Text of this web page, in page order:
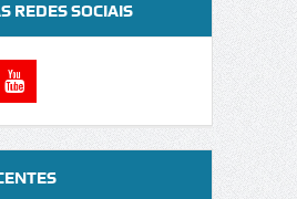
REDES SOCIAIS